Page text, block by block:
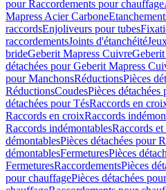
pour Raccordements pour chauffage
Mapress Acier Carbone
raccordsEnjoliveurs pour tubes
raccordementsJoints d'étanchéité
brideGeberit Mapress Cuivre
détachées pour Geberit Mapress
pour ManchonsRéductionsPièces
RéductionsCoudesPièces détachées
détachées pour TésRaccords en
Raccords en croixRaccords
Raccords indémontablesRaccords et
démontablesPièces détachées pour
démontablesFermeturesPièces
FermeturesRaccordementsPièces
pour chauffagePièces détachées